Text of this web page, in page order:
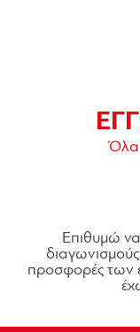
Όλα
Επιθυμώ
προσφορές των